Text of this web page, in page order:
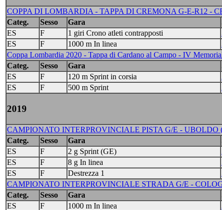
COPPA DI LOMBARDIA - TAPPA DI CREMONA G-E-R12 -
Categ.
Sesso Gara
ES
F 1 giri Crono atleti contrapposti
ES
F 1000 m In linea
Coppa Lombardia 2020 - Tappa di Cardano al Campo - IV
Categ.
Sesso Gara
ES
F 120 m Sprint in corsia
ES
F 500 m Sprint
2019
CAMPIONATO INTERPROVINCIALE PISTA G/E - UBOLDO
Categ.
Sesso Gara
ES
F 2 g Sprint (GE)
ES
F 8 g In linea
ES
F Destrezza 1
CAMPIONATO INTERPROVINCIALE STRADA G/E -
Categ.
Sesso Gara
ES
F 1000 m In linea